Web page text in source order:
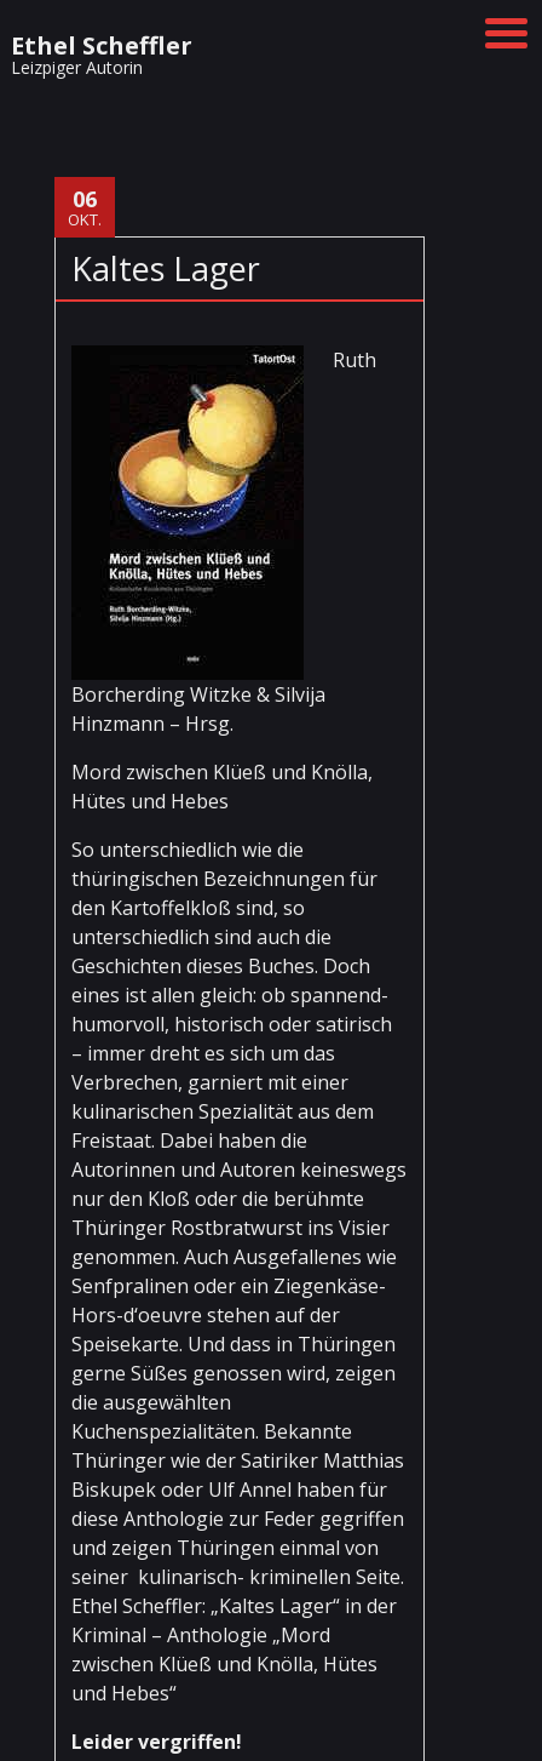
Ethel Scheffler
Leizpiger Autorin
06
OKT.
Kaltes Lager
Ruth
Borcherding Witzke & Silvija
Hinzmann – Hrsg.
Mord zwischen Klüeß und Knölla,
Hütes und Hebes
So unterschiedlich wie die
thüringischen Bezeichnungen für
den Kartoffelkloß sind, so
unterschiedlich sind auch die
Geschichten dieses Buches. Doch
eines ist allen gleich: ob spannend-
humorvoll, historisch oder satirisch
– immer dreht es sich um das
Verbrechen, garniert mit einer
kulinarischen Spezialität aus dem
Freistaat. Dabei haben die
Autorinnen und Autoren keineswegs
nur den Kloß oder die berühmte
Thüringer Rostbratwurst ins Visier
genommen. Auch Ausgefallenes wie
Senfpralinen oder ein Ziegenkäse-
Hors-d‘oeuvre stehen auf der
Speisekarte. Und dass in Thüringen
gerne Süßes genossen wird, zeigen
die ausgewählten
Kuchenspezialitäten. Bekannte
Thüringer wie der Satiriker Matthias
Biskupek oder Ulf Annel haben für
diese Anthologie zur Feder gegriffen
und zeigen Thüringen einmal von
seiner kulinarisch- kriminellen Seite.
Ethel Scheffler: „Kaltes Lager“ in der
Kriminal – Anthologie „Mord
zwischen Klüeß und Knölla, Hütes
und Hebes“
Leider vergriffen!